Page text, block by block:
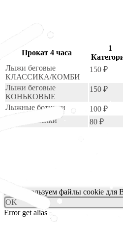
Прокат 4 часа
1
Лыжи беговые
КЛАССИКА/КОМБИ
150 ₽
Лыжи беговые
КОНЬКОВЫЕ
150 ₽
Лыжные ботинки 100 ₽
Лыжные палки
80 ₽
Мы используем файлы cookie для
OK
Error get alias